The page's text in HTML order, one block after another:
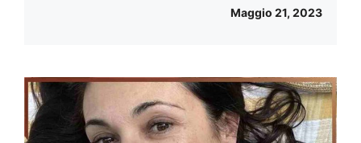
Maggio 21, 2023